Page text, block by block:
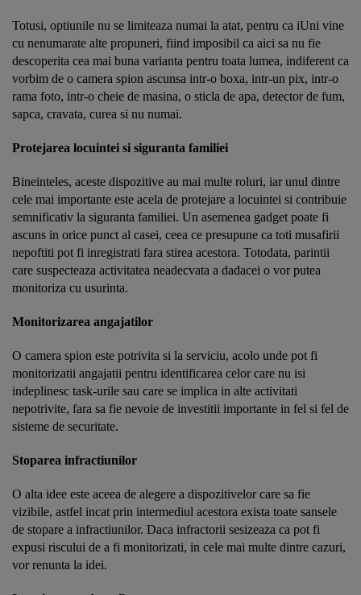
Totusi, optiunile nu se limiteaza numai la atat, pentru ca iUni vine
cu nenumarate alte propuneri, fiind imposibil ca aici sa nu fie
descoperita cea mai buna varianta pentru toata lumea, indiferent ca
vorbim de o camera spion ascunsa intr-o boxa, intr-un pix, intr-o
rama foto, intr-o cheie de masina, o sticla de apa, detector de fum,
sapca, cravata, curea si nu numai.
Protejarea locuintei si siguranta familiei
Bineinteles, aceste dispozitive au mai multe roluri, iar unul dintre
cele mai importante este acela de protejare a locuintei si contribuie
semnificativ la siguranta familiei. Un asemenea gadget poate fi
ascuns in orice punct al casei, ceea ce presupune ca toti musafirii
nepoftiti pot fi inregistrati fara stirea acestora. Totodata, parintii
care suspecteaza activitatea neadecvata a dadacei o vor putea
monitoriza cu usurinta.
Monitorizarea angajatilor
O camera spion este potrivita si la serviciu, acolo unde pot fi
monitorizatii angajatii pentru identificarea celor care nu isi
indeplinesc task-urile sau care se implica in alte activitati
nepotrivite, fara sa fie nevoie de investitii importante in fel si fel de
sisteme de securitate.
Stoparea infractiunilor
O alta idee este aceea de alegere a dispozitivelor care sa fie
vizibile, astfel incat prin intermediul acestora exista toate sansele
de stopare a infractiunilor. Daca infractorii sesizeaza ca pot fi
expusi riscului de a fi monitorizati, in cele mai multe dintre cazuri,
vor renunta la idei.